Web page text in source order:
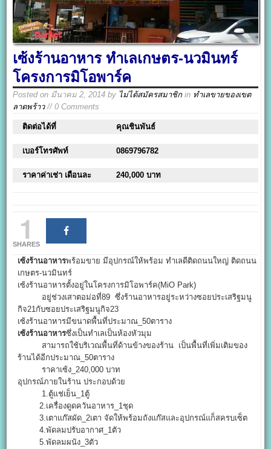
เซ้งร้านอาหาร ทำเลเกษตร-นวมินทร์
โครงการมิโอพาร์ค
Posted on มีนาคม 2, 2014 by ไม่ได้สมัครสมาชิก in ทำเลขายของเขต
ลาดพร้าว// 0 Comments
ติดต่อได้ที่ คุณชินพันธ์
เบอร์โทรศัพท์ 0869796782
ราคาค่าเช่า เดือนละ 240,000 บาท
1
SHARES
เซ้งร้านอาหารพร้อมขาย มีอุปกรณ์ให้พร้อม ทำเลดีติดถนนใหญ่ ติดถนน
เกษตร-นวมินทร์
เซ้งร้านอาหารตั้งอยู่ในโครงการมิโอพาร์ค(MiO Park)
อยู่ช่วงเสาตอม่อที่89 ซึ่งร้านอาหารอยู่ระหว่างซอยประเสริฐมนู
กิจ21กับซอยประเสริฐมนูกิจ23
เซ้งร้านอาหารมีขนาดพื้นที่ประมาณ_50ตาราง
เซ้งร้านอาหารซึ่งเป็นทำเลเป็นห้องหัวมุม
สามารถใช้บริเวณพื้นที่ด้านข้างของร้าน เป็นพื้นที่เพิ่มเติมของ
ร้านได้อีกประมาณ_50ตาราง
ราคาเซ้ง_240,000 บาท
อุปกรณ์ภายในร้าน ประกอบด้วย
1.ตู้แช่เย็น_1ตู้
2.เครื่องดูดควันอาหาร_1ชุด
3.เตาแก๊สผัด_2เตา จัดให้พร้อมถังแก๊สและอุปกรณ์แก็สครบเซ็ต
4.พัดลมปรับอากาศ_1ตัว
5.พัดลมผนัง_3ตัว